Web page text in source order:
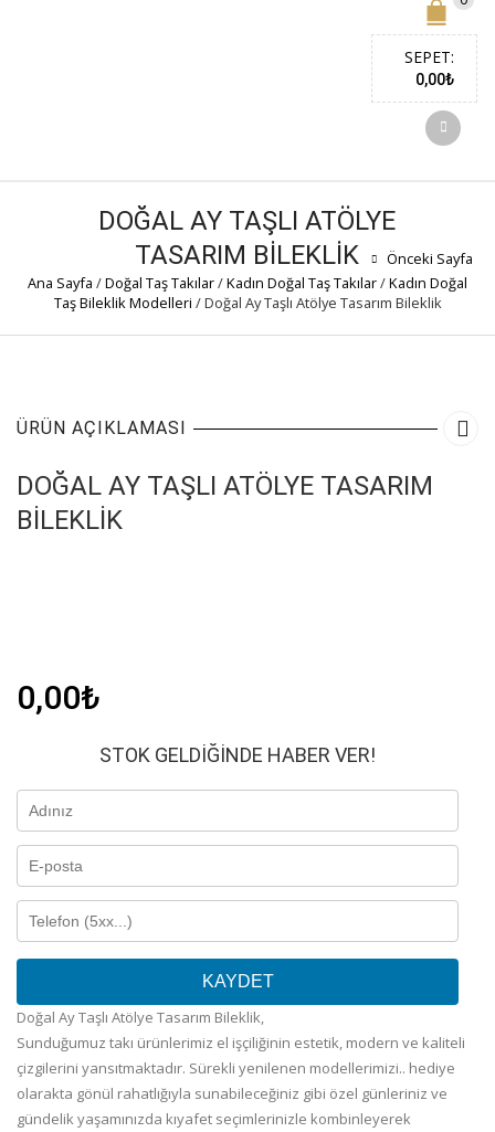
SEPET:
0,00₺
DOĞAL AY TAŞLI ATÖLYE
TASARIM BILEKLIK
Ana Sayfa /Doğal Taş Takılar/Kadın Doğal Taş Takılar/Kadın Doğal
Taş Bileklik Modelleri /Doğal Ay Taşlı Atölye Tasarım Bileklik
Önceki Sayfa
ÜRÜN AÇIKLAMASI
DOĞAL AY TAŞLI ATÖLYE TASARIM
BILEKLIK
0,00₺
STOK GELDIĞINDE HABER VER!
KAYDET
Doğal Ay Taşlı Atölye Tasarım Bileklik,
Sunduğumuz takı ürünlerimiz el işçiliğinin estetik, modern ve kaliteli
çizgilerini yansıtmaktadır. Sürekli yenilenen modellerimizi.. hediye
olarakta gönül rahatlığıyla sunabileceğiniz gibi özel günleriniz ve
gündelik yaşamınızda kıyafet seçimlerinizle kombinleyerek